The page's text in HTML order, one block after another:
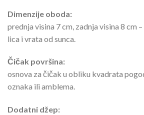
Dimenzije oboda:
prednja visina 7 cm, zadnja visina 8 cm
lica i vrata od sunca.
Čičak površina:
osnova za čičak u obliku kvadrata
oznaka ili amblema.
Dodatni džep: